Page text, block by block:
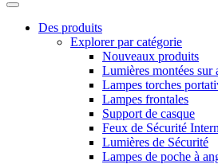
Des produits
Explorer par catégorie
Nouveaux produits
Lumières montées sur
Lampes torches
Lampes frontales
Support de casque
Feux de Sécurité
Lumières de Sécurité
Lampes de poche à